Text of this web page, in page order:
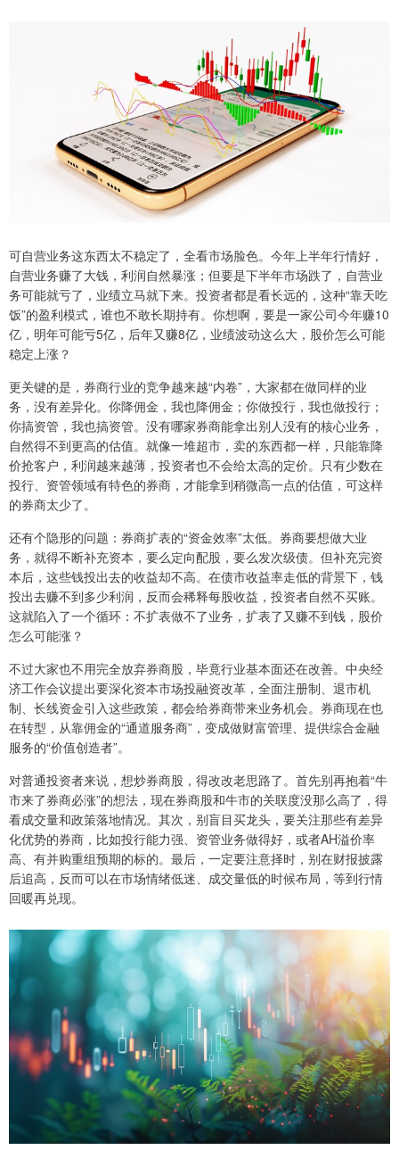
可自营业务这东西太不稳定了，全看市场脸色。今年上半年行情好，
自营业务赚了大钱，利润自然暴涨；但要是下半年市场跌了，自营业
务可能就亏了，业绩立马就下来。投资者都是看长远的，这种“靠天吃
饭”的盈利模式，谁也不敢长期持有。你想啊，要是一家公司今年赚10
亿，明年可能亏5亿，后年又赚8亿，业绩波动这么大，股价怎么可能
稳定上涨？
更关键的是，券商行业的竞争越来越“内卷”，大家都在做同样的业
务，没有差异化。你降佣金，我也降佣金；你做投行，我也做投行；
你搞资管，我也搞资管。没有哪家券商能拿出别人没有的核心业务，
自然得不到更高的估值。就像一堆超市，卖的东西都一样，只能靠降
价抢客户，利润越来越薄，投资者也不会给太高的定价。只有少数在
投行、资管领域有特色的券商，才能拿到稍微高一点的估值，可这样
的券商太少了。
还有个隐形的问题：券商扩表的“资金效率”太低。券商要想做大业
务，就得不断补充资本，要么定向配股，要么发次级债。但补充完资
本后，这些钱投出去的收益却不高。在债市收益率走低的背景下，钱
投出去赚不到多少利润，反而会稀释每股收益，投资者自然不买账。
这就陷入了一个循环：不扩表做不了业务，扩表了又赚不到钱，股价
怎么可能涨？
不过大家也不用完全放弃券商股，毕竟行业基本面还在改善。中央经
济工作会议提出要深化资本市场投融资改革，全面注册制、退市机
制、长线资金引入这些政策，都会给券商带来业务机会。券商现在也
在转型，从靠佣金的“通道服务商”，变成做财富管理、提供综合金融
服务的“价值创造者”。
对普通投资者来说，想炒券商股，得改改老思路了。首先别再抱着“牛
市来了券商必涨”的想法，现在券商股和牛市的关联度没那么高了，得
看成交量和政策落地情况。其次，别盲目买龙头，要关注那些有差异
化优势的券商，比如投行能力强、资管业务做得好，或者AH溢价率
高、有并购重组预期的标的。最后，一定要注意择时，别在财报披露
后追高，反而可以在市场情绪低迷、成交量低的时候布局，等到行情
回暖再兑现。